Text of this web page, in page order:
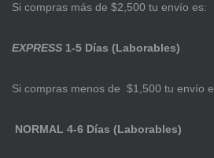
Si compras más de $2,500 tu envío es:
EXPRESS 1-5 Días (Laborables)
Si compras menos de $1,500 tu envío
NORMAL 4-6 Días (Laborables)